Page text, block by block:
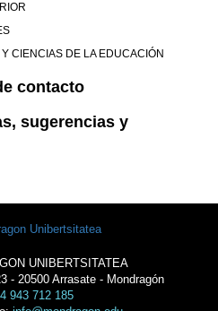
CIENCIAS DE LA EDUCACIÓN
contacto
sugerencias y
UNIBERTSITATEA
- 20500 Arrasate - Mondragón
943 712 185